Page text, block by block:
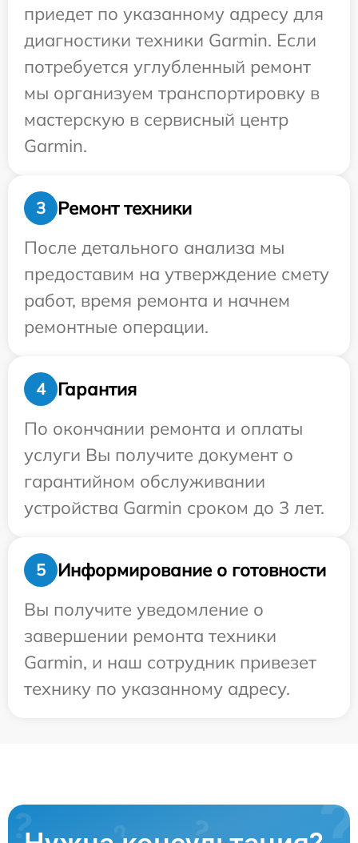
приедет по указанному адресу для
диагностики техники Garmin. Если
потребуется углубленный ремонт
мы организуем транспортировку в
мастерскую в сервисный центр
Garmin.
3
Ремонт техники
После детального анализа мы
предоставим на утверждение смету
работ, время ремонта и начнем
ремонтные операции.
4
Гарантия
По окончании ремонта и оплаты
услуги Вы получите документ о
гарантийном обслуживании
устройства Garmin сроком до 3 лет.
5
Информирование о готовности
Вы получите уведомление о
завершении ремонта техники
Garmin, и наш сотрудник привезет
технику по указанному адресу.